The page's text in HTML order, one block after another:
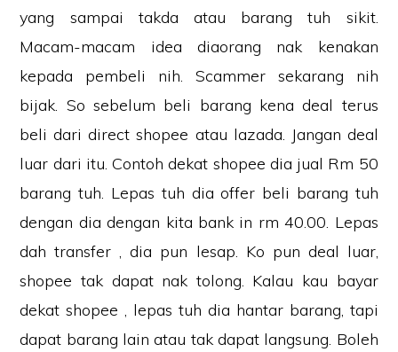
yang sampai takda atau barang tuh sikit.
Macam-macam idea diaorang nak kenakan
kepada pembeli nih. Scammer sekarang nih
bijak. So sebelum beli barang kena deal terus
beli dari direct shopee atau lazada. Jangan deal
luar dari itu. Contoh dekat shopee dia jual Rm 50
barang tuh. Lepas tuh dia offer beli barang tuh
dengan dia dengan kita bank in rm 40.00. Lepas
dah transfer , dia pun lesap. Ko pun deal luar,
shopee tak dapat nak tolong. Kalau kau bayar
dekat shopee , lepas tuh dia hantar barang, tapi
dapat barang lain atau tak dapat langsung. Boleh